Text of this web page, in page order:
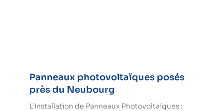
Panneaux photovoltaïques posés
près du Neubourg
L’Installation de Panneaux Photovoltaïques :